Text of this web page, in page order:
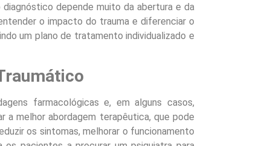
depende muito da abertura e da
o impacto do trauma e diferenciar o
um plano de tratamento individualizado e
farmacológicas e, em alguns casos,
a melhor abordagem terapêutica, que pode
os sintomas, melhorar o funcionamento